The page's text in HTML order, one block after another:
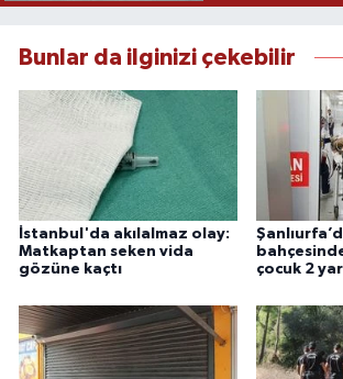
Bunlar da ilginizi çekebilir
İstanbul'da akılalmaz olay:
Matkaptan seken vida
gözüne kaçtı
çocuk 2